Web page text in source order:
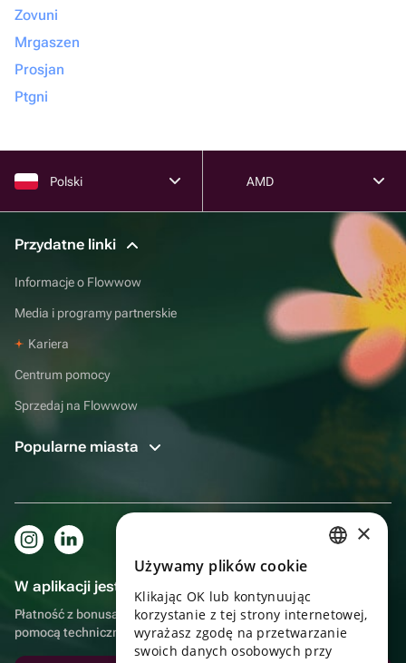
Zovuni
Mrgaszen
Prosjan
Ptgni
Polski AMD
Przydatne linki
Informacje o Flowwow
Media i programy partnerskie
Kariera
Centrum pomocy
Sprzedaj na Flowwow
Popularne miasta
W aplikacji jest to jeszcze wygodniejsze!
Płatność z bonusami, samodzielna dostawa, wygodny czat z
pomocą techniczną
UKRAINIAN
×
Używamy plików cookie
Klikając OK lub kontynuując
korzystanie z tej strony internetowej,
wyrażasz zgodę na przetwarzanie
swoich danych osobowych przy